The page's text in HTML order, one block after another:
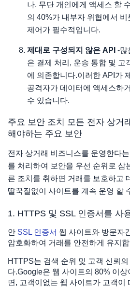
나, 무단 개인에게 액세스 할
의 40%가 내부자 위협에서
제어가 필수적입니다.
제대로 구성되지 않은 API -많
은 결제 처리, 운송 통합 및 고
에 의존합니다.이러한 API가
공격자가 데이터에 액세스하
수 있습니다.
주요 보안 조치 모든 전자 상거
해야하는 주요 보안
전자 상거래 비즈니스를 운영한다
를 처리하여 보안을 우선 순위로 삼
른 조치를 취하면 거래를 보호하고
딸꾹질없이 사이트를 계속 운영 할
1. HTTPS 및 SSL 인증서를 사
안 SSL 인증서 웹 사이트와 방문자
암호화하여 거래를 안전하게 유지
HTTPS는 검색 순위 및 고객 신뢰의
다.Google은 웹 사이트의 80% 이
면, 고객이없는 웹 사이트가 고객이